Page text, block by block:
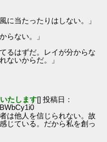
に当たったりはしない。」
らない。」
るはずだ。レイが分からな
ないからだ。」
たします[] 投稿日：
は他人を信じられない。故
じている。だから私を創っ